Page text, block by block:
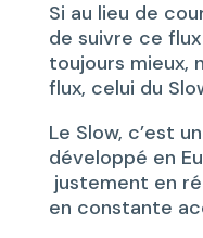
Si au lieu de
de suivre ce
toujours mieux,
flux, celui du
Le Slow, c’est
développé en
justement en
en constante